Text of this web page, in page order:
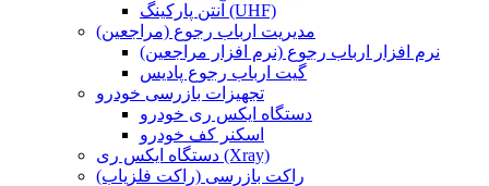
آنتن پارکینگ (UHF)
مدیریت ارباب رجوع (مراجعین)
نرم افزار ارباب رجوع (نرم افزار مراجعین)
گیت ارباب رجوع پادیس
تجهیزات بازرسی خودرو
دستگاه ایکس ری خودرو
اسکنر کف خودرو
دستگاه ایکس ری (Xray)
راکت بازرسی (راکت فلزیاب)